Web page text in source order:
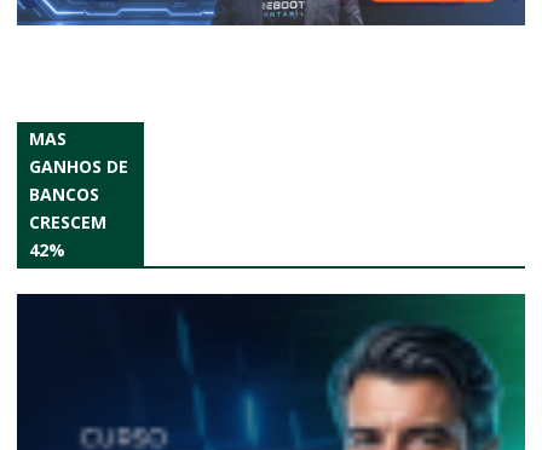
MAS
GANHOS DE
BANCOS
CRESCEM
42%